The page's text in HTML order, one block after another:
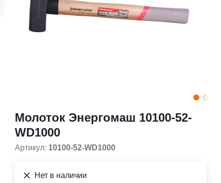
Молоток Энергомаш 10100-52-
WD1000
Артикул: 10100-52-WD1000
Нет в наличии